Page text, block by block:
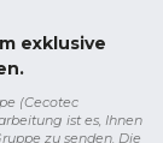
exklusive
(Cecotec
ist es, Ihnen
zu senden. Die